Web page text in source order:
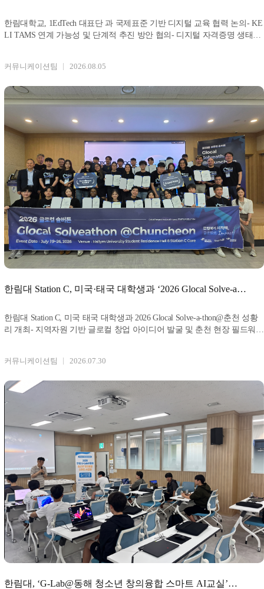
한림대학교, 1EdTech 대표단 과 국제표준 기반 디지털 교육 협력 논의- KE
LI TAMS 연계 가능성 및 단계적 추진 방안 협의- 디지털 자격증명 생태계
커뮤니케이션팀 2026.08.05
한림대 Station C, 미국·태국 대학생과 ‘2026 Glocal Solve-a-
한림대 Station C, 미국 태국 대학생과 2026 Glocal Solve-a-thon@춘천 성황
리 개최- 지역자원 기반 글로컬 창업 아이디어 발굴 및 춘천 현장 필드워크
커뮤니케이션팀 2026.07.30
한림대, ‘G-Lab@동해 청소년 창의융합 스마트 AI교실’